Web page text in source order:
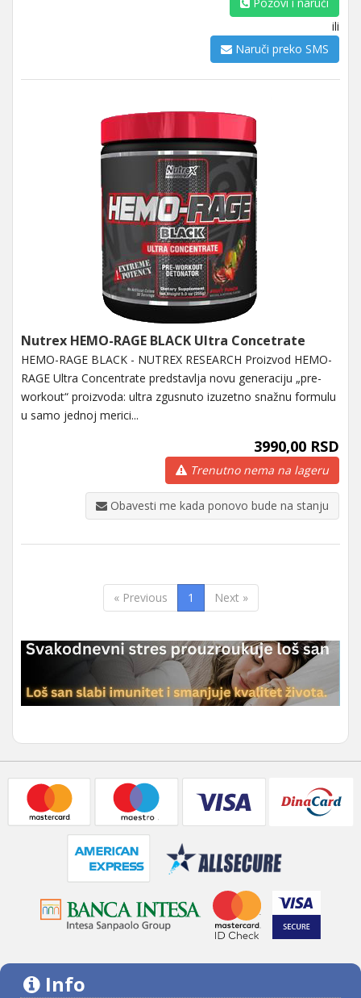
ili
Naruči preko SMS
Nutrex HEMO-RAGE BLACK Ultra Concetrate
HEMO-RAGE BLACK - NUTREX RESEARCH Proizvod HEMO-
RAGE Ultra Concentrate predstavlja novu generaciju „pre-
workout“ proizvoda: ultra zgusnuto izuzetno snažnu formulu
u samo jednoj merici...
3990,00 RSD
Trenutno nema na lageru
Obavesti me kada ponovo bude na stanju
« Previous 1 Next »
Info